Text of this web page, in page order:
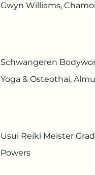
Gwyn Williams,
Schwangeren
Yoga & Osteothai,
Usui Reiki Meister Grad,
Powers